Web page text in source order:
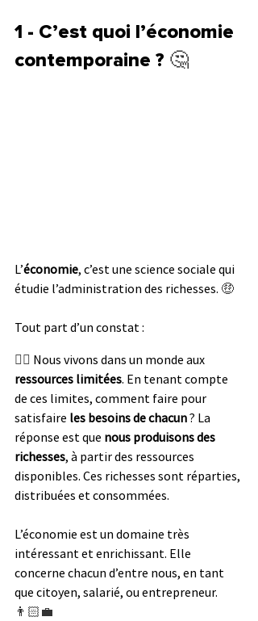
1 - C’est quoi l’économie
contemporaine ? 🤔
L’économie, c’est une science sociale qui
étudie l’administration des richesses. 🤑
Tout part d’un constat :
👉🏻 Nous vivons dans un monde aux
ressources limitées. En tenant compte
de ces limites, comment faire pour
satisfaire les besoins de chacun ? La
réponse est que nous produisons des
richesses, à partir des ressources
disponibles. Ces richesses sont réparties,
distribuées et consommées.
L’économie est un domaine très
intéressant et enrichissant. Elle
concerne chacun d’entre nous, en tant
que citoyen, salarié, ou entrepreneur.
👨🏻‍💼